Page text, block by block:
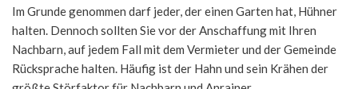
Im Grunde genommen darf jeder, der einen Garten hat, Hühner
halten. Dennoch sollten Sie vor der Anschaffung mit Ihren
Nachbarn, auf jedem Fall mit dem Vermieter und der Gemeinde
Rücksprache halten. Häufig ist der Hahn und sein Krähen der